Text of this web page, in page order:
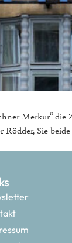
Merkur“
Sie